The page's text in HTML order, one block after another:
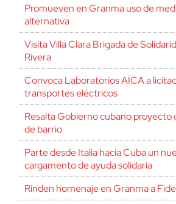
Promueven en Granma uso de
alternativa
Visita Villa Clara Brigada de
Rivera
Convoca Laboratorios AICA a
transportes eléctricos
Resalta Gobierno cubano proyecto
de barrio
Parte desde Italia hacia Cuba un
cargamento de ayuda solidaria
Rinden homenaje en Granma a